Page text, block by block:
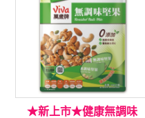
★新上市★健康無調味